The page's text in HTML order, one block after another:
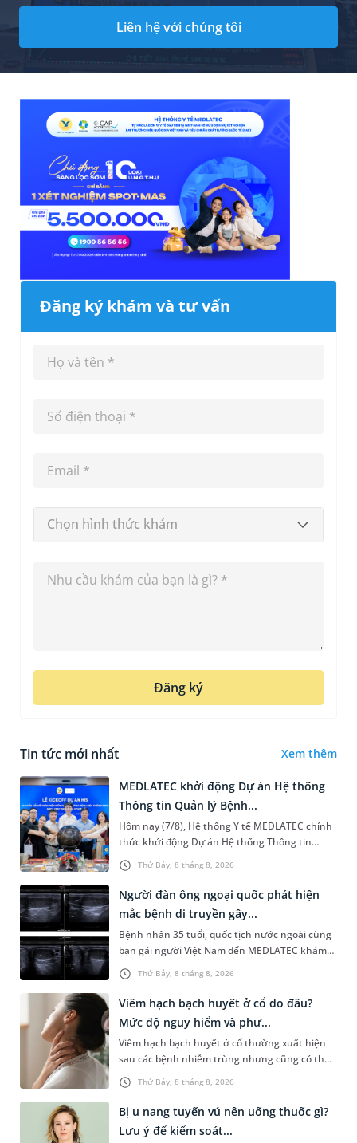
Liên hệ với chúng tôi
Đăng ký khám và tư vấn
Chọn hình thức khám
Đăng ký
Tin tức mới nhất Xem thêm
Thứ Bảy, 8 tháng 8, 2026
MEDLATEC khởi động Dự án Hệ thống
Thông tin Quản lý Bệnh...
Hôm nay (7/8), Hệ thống Y tế MEDLATEC chính
thức khởi động Dự án Hệ thống Thông tin
Quản lý Bệnh viện (HIS - Hospital Information
System) giai đoạn mới. Dự á...
Thứ Bảy, 8 tháng 8, 2026
Người đàn ông ngoại quốc phát hiện
mắc bệnh di truyền gây...
Bệnh nhân 35 tuổi, quốc tịch nước ngoài cùng
bạn gái người Việt Nam đến MEDLATEC khám
sức khỏe tiền hôn nhân. Qua thăm khám và
làm các xét nghiệm chuyên sâu,...
Thứ Bảy, 8 tháng 8, 2026
Viêm hạch bạch huyết ở cổ do đâu?
Mức độ nguy hiểm và phư...
Viêm hạch bạch huyết ở cổ thường xuất hiện
sau các bệnh nhiễm trùng nhưng cũng có thể
liên quan đến lao hạch hoặc ung thư. Để tìm
hiểu nguyên nhân gây viêm,...
Bị u nang tuyến vú nên uống thuốc gì?
Lưu ý để kiểm soát...